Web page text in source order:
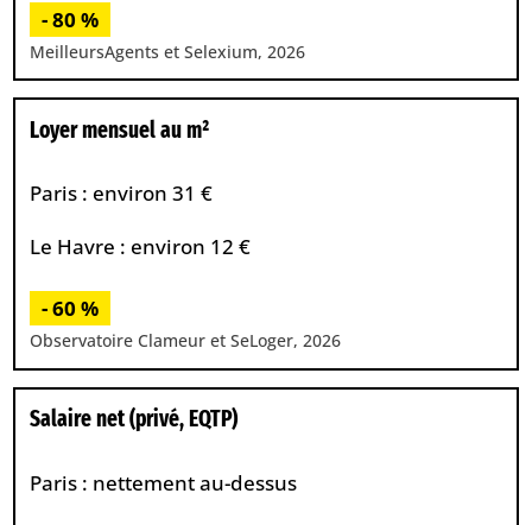
- 80 %
MeilleursAgents et Selexium, 2026
Loyer mensuel au m²
Paris : environ 31 €
Le Havre : environ 12 €
- 60 %
Observatoire Clameur et SeLoger, 2026
Salaire net (privé, EQTP)
Paris : nettement au-dessus